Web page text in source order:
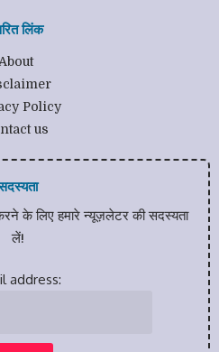
लिंक
About
Policy
us
के लिए हमारे न्यूज़लेटर की सदस्यता
लें!
address: